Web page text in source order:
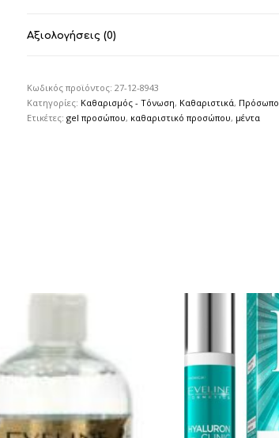
Αξιολογήσεις (0)
Κωδικός προϊόντος: 27-12-8943
Κατηγορίες: Καθαρισμός - Τόνωση, Καθαριστικά, Πρόσωπο
Ετικέτες: gel προσώπου, καθαριστικό προσώπου, μέντα